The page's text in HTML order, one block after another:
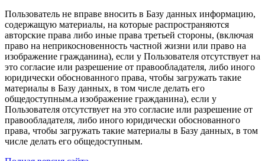
Пользователь не вправе вносить в Базу данных информацию,
содержащую материалы, на которые распространяются
авторские права либо иные права третьей стороны, (включая
право на неприкосновенность частной жизни или право на
изображение гражданина), если у Пользователя отсутствует на
это согласие или разрешение от правообладателя, либо иного
юридически обоснованного права, чтобы загружать такие
материалы в Базу данных, в том числе делать его
общедоступным.а изображение гражданина), если у
Пользователя отсутствует на это согласие или разрешение от
правообладателя, либо иного юридически обоснованного
права, чтобы загружать такие материалы в Базу данных, в том
числе делать его общедоступным.